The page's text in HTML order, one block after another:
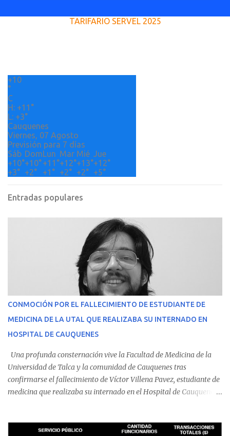
i
s
TARIFARIO SERVEL 2025
+10
°
C
H: +11°
L: +3°
Cauquenes
Viernes, 07 Agosto
Previsión para 7 días
Sáb DomLun Mar Mié Jue
+10°+10°+11°+12°+13°+12°
+3° +2° +1° +2° +2° +5°
Entradas populares
CONMOCIÓN POR EL FALLECIMIENTO DE ESTUDIANTE DE
MEDICINA DE LA UTAL QUE REALIZABA SU INTERNADO EN
HOSPITAL DE CAUQUENES
Una profunda consternación vive la Facultad de Medicina de la
Universidad de Talca y la comunidad de Cauquenes tras
confirmarse el fallecimiento de Víctor Villena Pavez, estudiante de
medicina que realizaba su internado en el Hospital de Cauquenes.
malestares físicos. Dada la complejidad de su estado de salud, el